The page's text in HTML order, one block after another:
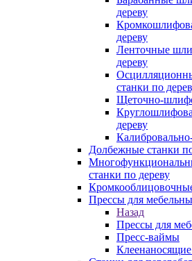
дереву
дереву
Ленточные
дереву
станки по
Щеточно-
дереву
Долбежные станки
станки по дереву
Прессы для
Назад
Прессы для
Пресс-ваймы